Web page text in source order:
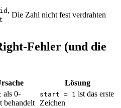
,
Die Zahl nicht fest verdrahten
Fehler (und die
Lösung
als 0-
behandelt
start = 1 ist das erste
Zeichen